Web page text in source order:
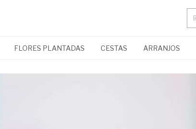
FLORES PLANTADAS CESTAS ARRANJOS